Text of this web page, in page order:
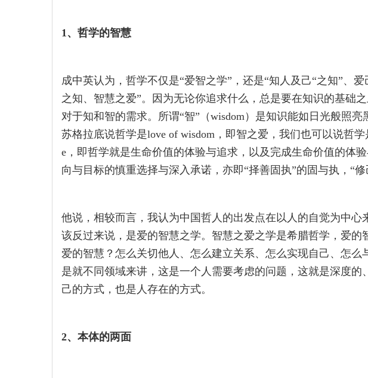
1、哲学的智慧
成中英认为，哲学不仅是“爱智之学”，还是“知人及己“之知”、
之知、智慧之爱”。因为无论你追求什么，总是要在知识的基础
对于知和智的需求。所谓“智”（wisdom）是知识能如日光般照亮
苏格拉底说哲学是love of wisdom，即智之爱，我们也可以说哲
e，即哲学就是生命价值的体验与追求，以及完成生命价值的体
向与目标的慎重选择与深入承诺，亦即“择善固执”的固与执，“修
他说，相较而言，我认为中国哲人的出发点在以人的自觉为中心
该反过来说，是爱的智慧之学。智慧之爱之学是希腊哲学，爱的
爱的智慧？怎么关切他人、怎么建立关系、怎么实现自己、怎么
是就不同领域来讲，这是一个人需要考虑的问题，这就是深度的
己的方式，也是人存在的方式。
2、本体的两面